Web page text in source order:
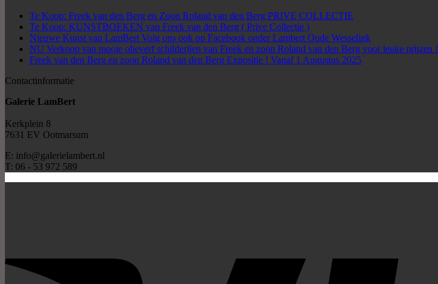
Te Koop: Freek van den Berg en Zoon Roland van den Berg PRIVE COLLECTIE
Te Koop: KUNSTBOEKEN van Freek van den Berg ( Prive Collectie )
Nieuwe Kunst van LamBert Volg ons ook op Facebook onder Lambert Oude Wesselink
NU Verkoop van mooie olieverf schilderijen van Freek en zoon Roland van den Berg voor leuke prijzen !
Freek van den Berg en zoon Roland van den Berg Expositie ! Vanaf 1 Augustus 2025
Contactinformatie
Galerie LamBert
Kerkplein 8
7631 EV Ootmarsum
E: info@galerielambert.nl
T: 06 - 53 972 589